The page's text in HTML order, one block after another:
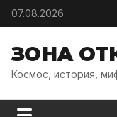
Skip to content
07.08.2026
ЗОНА
Космос, история,